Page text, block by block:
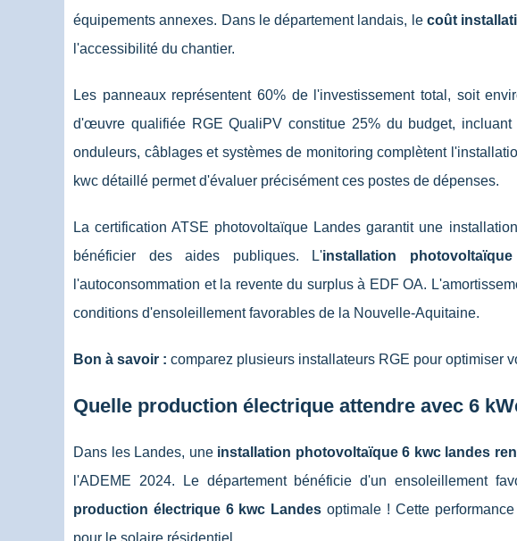
équipements annexes. Dans le département landais, lecoût
l'accessibilité du chantier.
Les panneaux représentent 60% de l'investissement total, soit
d'œuvre qualifiée RGE QualiPV constitue 25% du budget,
onduleurs, câblages et systèmes de monitoring complètent
kwc détaillé permet d'évaluer précisément ces postes de dépenses.
La certification ATSE photovoltaïque Landes garantit une
bénéficier des aides publiques. L'installation
l'autoconsommation et la revente du surplus à EDF OA.
conditions d'ensoleillement favorables de la Nouvelle-Aquitaine.
Bon à savoir : comparez plusieurs installateurs RGE pour optimiser
Quelle production électrique attendre avec 6
Dans les Landes, une installation photovoltaïque 6 kwc landes
l'ADEME 2024. Le département bénéficie d'un ensoleillement
production électrique 6 kwc Landes optimale ! Cette
pour le solaire résidentiel.